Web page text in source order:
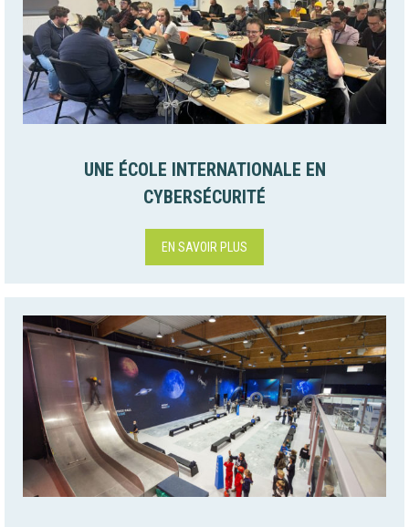
UNE ÉCOLE INTERNATIONALE EN
CYBERSÉCURITÉ
EN SAVOIR PLUS